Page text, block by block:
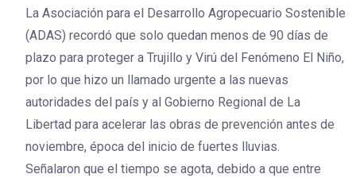
La Asociación para el Desarrollo Agropecuario Sostenible
(ADAS) recordó que solo quedan menos de 90 días de
plazo para proteger a Trujillo y Virú del Fenómeno El Niño,
por lo que hizo un llamado urgente a las nuevas
autoridades del país y al Gobierno Regional de La
Libertad para acelerar las obras de prevención antes de
noviembre, época del inicio de fuertes lluvias.
Señalaron que el tiempo se agota, debido a que entre